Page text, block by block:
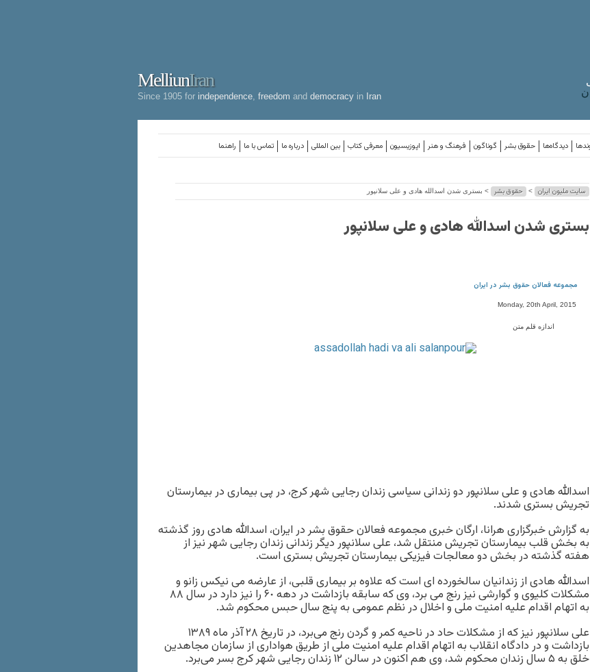
MelliunIran
Since 1905 for independence freedom and democracy in Iran
راهنما تماس با ما درباره ما بین المللی معرفی کتاب اپوزیسیون فرهنگ و هنر گوناگون حقوق بشر دیدگاه‌ها
سایت ملیون ایران > حقوق بشر > بسترى شدن اسدالله هادى و على سلانپور
بسترى شدن اسدالله هادى و على سلانپور
مجموعه فعالان حقوق بشر در ایران
Monday, 20th April, 2015
اندازه قلم متن
اسدالله هادى و على سلانپور دو زندانى سیاسى زندان رجایى شهر کرج، در پى بیمارى در بیمارستان
تجریش بسترى شدند.
به گزارش خبرگزارى هرانا، ارگان خبرى مجموعه فعالان حقوق بشر در ایران، اسدالله هادى روز گذشته
به بخش قلب بیمارستان تجریش منتقل شد، على سلانپور دیگر زندانى زندان رجایى شهر نیز از
هفته گذشته در بخش دو معالجات فیزیکى بیمارستان تجریش بسترى است.
اسدالله هادى از زندانیان سالخورده اى است که علاوه بر بیمارى قلبى، از عارضه مى نیکس زانو و
مشکلات کلیوى و گوارشى نیز رنج مى برد، وى که سابقه بازداشت در دهه ۶٠ را نیز دارد در سال ٨٨
به اتهام اقدام علیه امنیت ملى و اخلال در نظم عمومى به پنج سال حبس محکوم شد.
علی سلانپور نیز که از مشکلات حاد در ناحیه کمر و گردن رنج می‌برد، در تاریخ ۲۸ آذر ماه ۱۳۸۹
بازداشت و در دادگاه انقلاب به اتهام اقدام علیه امنیت ملی از طریق هواداری از سازمان مجاهدین
خلق به ۵ سال زندان محکوم شد، وی هم اکنون در سالن ۱۲ زندان رجایی شهر کرج بسر می‌برد.